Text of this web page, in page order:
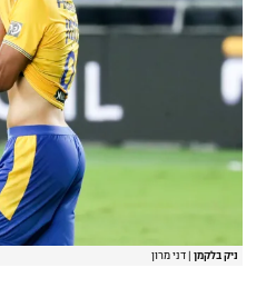
ניק בלקמן דני מרון